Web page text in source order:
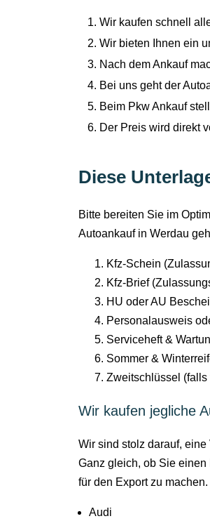
Wir kaufen schnell
Wir bieten Ihnen ein
Nach dem Ankauf
Bei uns geht der
Beim Pkw Ankauf
Der Preis wird direkt
Diese
Bitte bereiten Sie im
Autoankauf in Werdau
Kfz-Schein
Kfz-Brief
HU oder AU
Personalausweis
Serviceheft &
Sommer &
Zweitschlüssel (falls
Wir kaufen jegliche
Wir sind stolz darauf,
Ganz gleich, ob Sie
für den Export zu machen.
Audi